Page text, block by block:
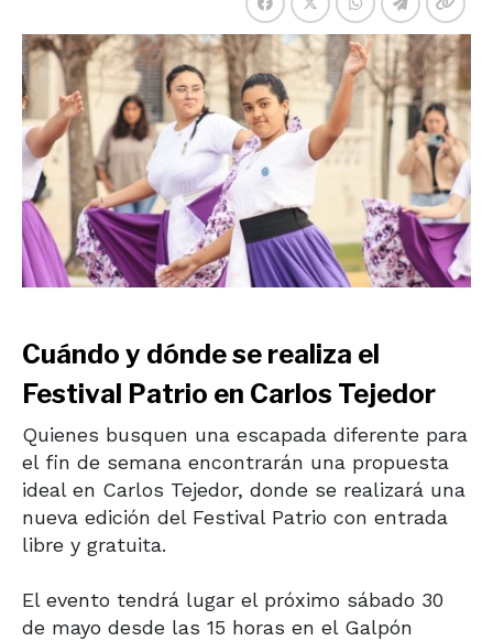
Cuándo y dónde se realiza el
Festival Patrio en Carlos Tejedor
Quienes busquen una escapada diferente para
el fin de semana encontrarán una propuesta
ideal en Carlos Tejedor, donde se realizará una
nueva edición del Festival Patrio con entrada
libre y gratuita.
El evento tendrá lugar el próximo sábado 30
de mayo desde las 15 horas en el Galpón